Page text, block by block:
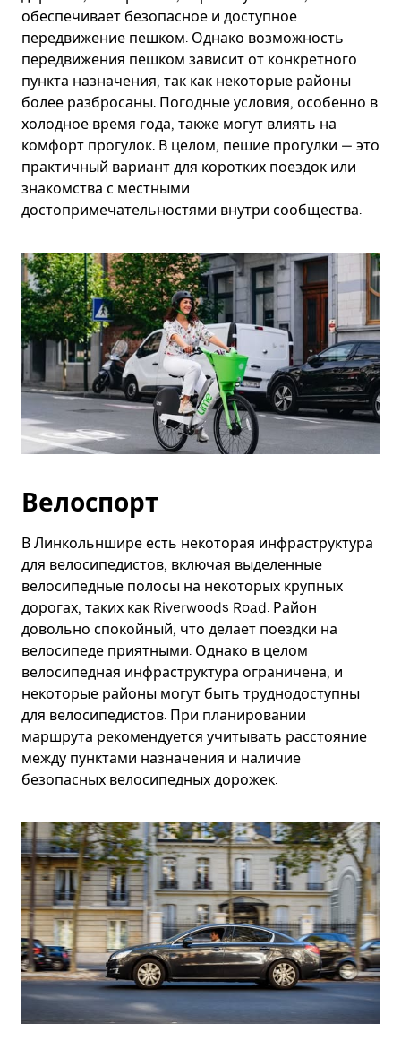
обеспечивает безопасное и доступное
передвижение пешком. Однако возможность
передвижения пешком зависит от конкретного
пункта назначения, так как некоторые районы
более разбросаны. Погодные условия, особенно в
холодное время года, также могут влиять на
комфорт прогулок. В целом, пешие прогулки — это
практичный вариант для коротких поездок или
знакомства с местными
достопримечательностями внутри сообщества.
Велоспорт
В Линкольншире есть некоторая инфраструктура
для велосипедистов, включая выделенные
велосипедные полосы на некоторых крупных
дорогах, таких как Riverwoods Road. Район
довольно спокойный, что делает поездки на
велосипеде приятными. Однако в целом
велосипедная инфраструктура ограничена, и
некоторые районы могут быть труднодоступны
для велосипедистов. При планировании
маршрута рекомендуется учитывать расстояние
между пунктами назначения и наличие
безопасных велосипедных дорожек.